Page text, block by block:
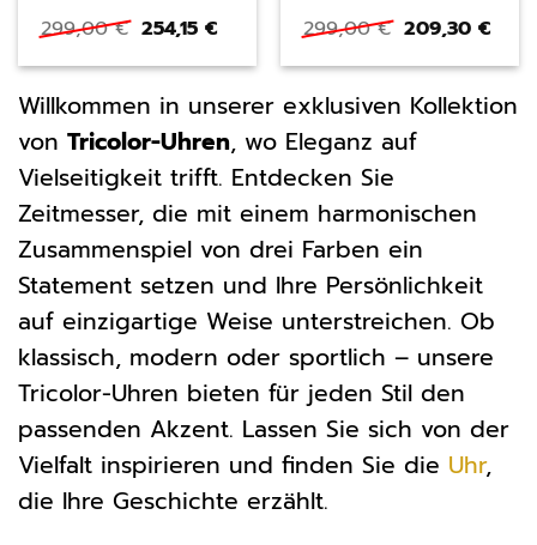
299,00€ Ursprünglicher
Preis
war:
254,15€Aktueller
ist:
299,00€
Preis
war:
209,30€
ist:
Willkommen in unserer exklusiven Kollektion
von Tricolor-Uhren, wo Eleganz auf
Vielseitigkeit trifft. Entdecken Sie
Zeitmesser, die mit einem harmonischen
Zusammenspiel von drei Farben ein
Statement setzen und Ihre Persönlichkeit
auf einzigartige Weise unterstreichen. Ob
klassisch, modern oder sportlich – unsere
Tricolor-Uhren bieten für jeden Stil den
passenden Akzent. Lassen Sie sich von der
Vielfalt inspirieren und finden Sie die Uhr,
die Ihre Geschichte erzählt.